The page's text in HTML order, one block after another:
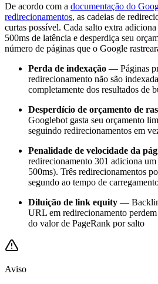
De acordo com a documentação do
redirecionamentos, as cadeias de
curtas possível. Cada salto extra
500ms de latência e desperdiça seu
número de páginas que o Google
Perda de indexação — Páginas
redirecionamento não são
completamente dos resultados de
Desperdício de orçamento de
Googlebot gasta seu orçamento
seguindo redirecionamentos em
Penalidade de velocidade da
redirecionamento 301 adiciona
500ms). Três redirecionamentos
segundo ao tempo de
Diluição de link equity —
URL em redirecionamento
do valor de PageRank por salto
Aviso